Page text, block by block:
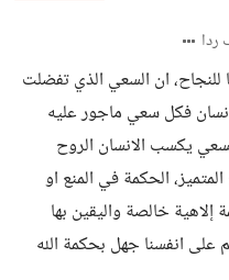
للنجاح، ان السعي الذي تفضلت
فكل سعي ماجور عليه
يكسب الانسان الروح
الحكمة في المنع او
خالصة واليقين بها
على انفسنا جهل بحكمة الله